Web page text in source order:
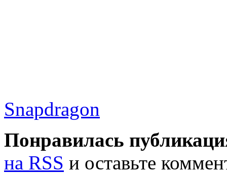
Snapdragon
Понравилась
на RSS и оставьте